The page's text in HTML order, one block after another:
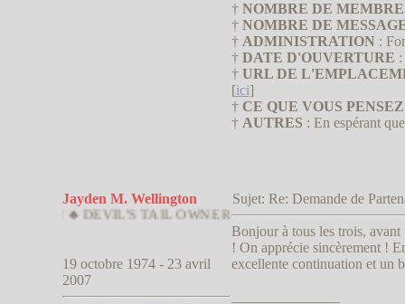
† NOMBRE DE
† NOMBRE DE
† ADMINISTRATION:
† DATE D'OUVERTURE
† URL DE
[ici]
† CE QUE VOUS
† AUTRES : En espérant
Jayden M. Wellington
♣ DEVIL'S TAIL OWNER
19 octobre 1974 - 23 avril
2007
Sujet: Re: Demande de
Bonjour à tous les trois,
! On apprécie sincèrement !
excellente continuation et un